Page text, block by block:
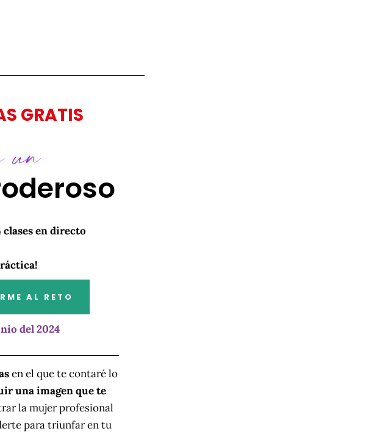
GRATIS
un
clases en directo
AL RETO
del 2024
en el que te contaré lo
una imagen que te
la mujer profesional
para triunfar en tu